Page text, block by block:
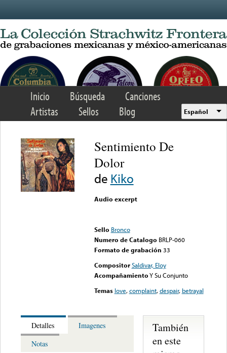
Inicio Búsqueda
Canciones
Artistas
Sellos Blog Español
Sentimiento De
Dolor
de Kiko
Audio excerpt
Sello Bronco
Numero de Catalogo BRLP-060
Formato de grabación 33
Compositor Saldivar, Eloy
AcompañamientoY Su Conjunto
Temas love,complaint,despair, betrayal
Detalles
Imagenes
Notas
También
en este